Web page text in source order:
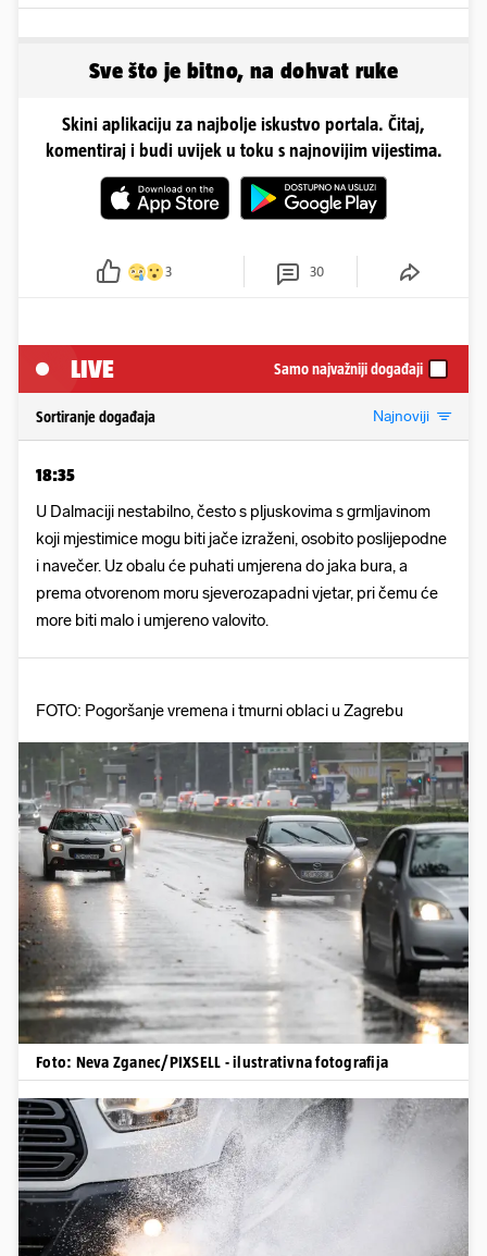
Sve što je bitno, na dohvat ruke
Skini aplikaciju za najbolje iskustvo portala. Čitaj,
komentiraj i budi uvijek u toku s najnovijim vijestima.
3 30
LIVE Samo najvažniji događaji
Sortiranje događaja Najnoviji
18:35
U Dalmaciji nestabilno, često s pljuskovima s grmljavinom
koji mjestimice mogu biti jače izraženi, osobito poslijepodne
i navečer. Uz obalu će puhati umjerena do jaka bura, a
prema otvorenom moru sjeverozapadni vjetar, pri čemu će
more biti malo i umjereno valovito.
FOTO: Pogoršanje vremena i tmurni oblaci u Zagrebu
Foto: Neva Zganec/PIXSELL - ilustrativna fotografija